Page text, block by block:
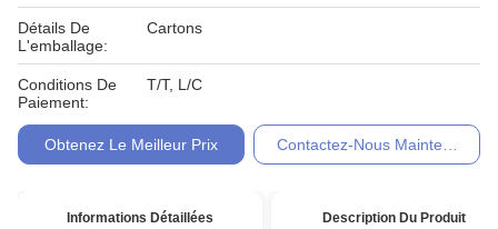
Détails De
L'emballage:
Cartons
Conditions De
Paiement:
T/T, L/C
Obtenez Le Meilleur Prix Contactez-Nous Maintenant
Informations Détaillées Description Du Produit